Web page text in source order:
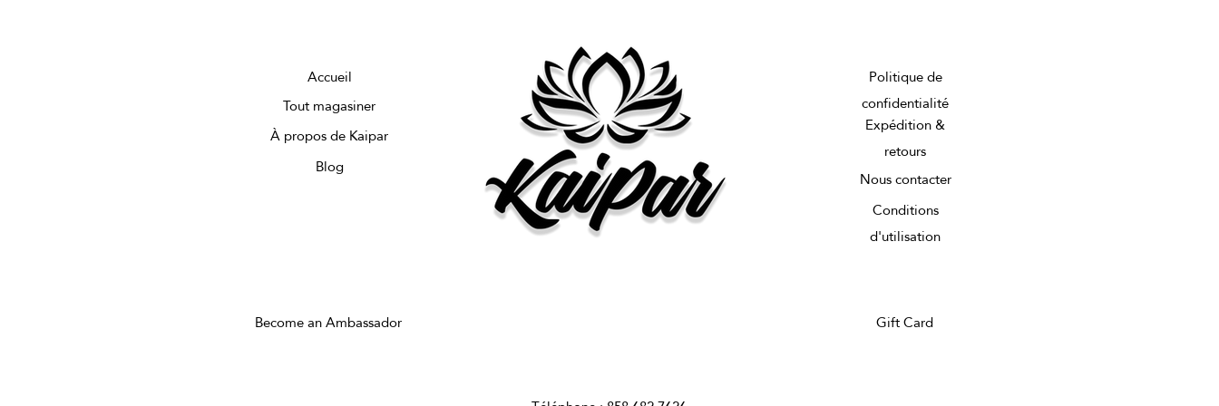
Accueil
Tout magasiner
À propos de Kaipar
Blog
Become an Ambassador
Politique de
confidentialité
Expédition &
retours
Nous contacter
Conditions
d'utilisation
Gift Card